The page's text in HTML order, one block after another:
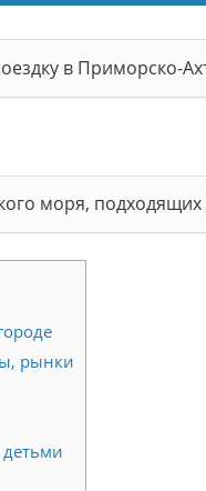
в Приморско-
моря,
рынки
детьми